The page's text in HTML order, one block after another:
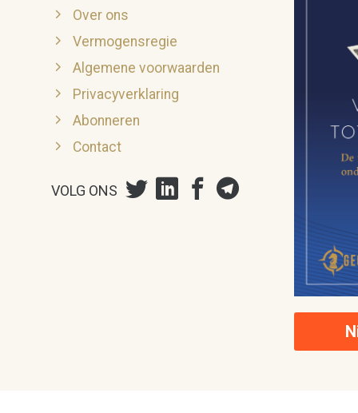
Over ons
Vermogensregie
Algemene voorwaarden
Privacyverklaring
Abonneren
Contact
VOLG ONS